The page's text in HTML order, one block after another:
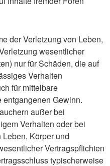
der Verletzung von Leben,
wesentlicher
nur für Schäden, die auf
Verhalten
für mittelbare
Gewinn.
außer bei
Verhalten oder bei
Körper und
Vertragspflichten
typischerweise